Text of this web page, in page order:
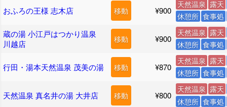
おふろの王様 志木店 移動 ¥900
天然温泉 露天
休憩所 食事処
蔵の湯 小江戸はつかり温泉
川越店
移動 ¥900
天然温泉 露天
休憩所 食事処
行田・湯本天然温泉 茂美の湯 移動 ¥870
天然温泉 露天
休憩所 食事処
天然温泉 真名井の湯 大井店 移動 ¥800
天然温泉 露天
休憩所 食事処